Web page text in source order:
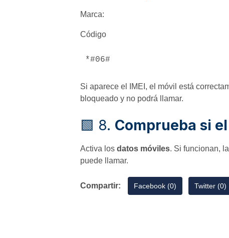
Marca:
Código
Si aparece el IMEI, el móvil está
bloqueado y no podrá llamar.
🟩 8. Comprueba si
Activa los datos móviles. Si funcionan,
puede llamar.
Compartir: Facebook (0) Twitter (0)